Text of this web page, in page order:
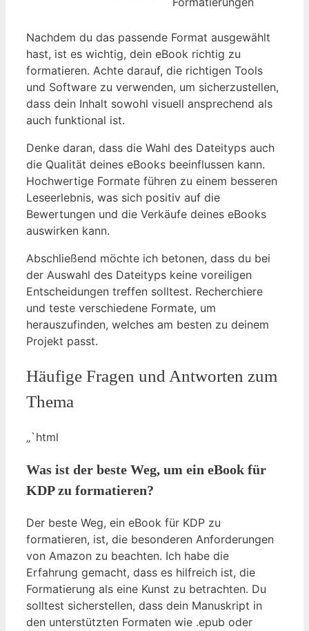
Nachdem du das passende Format ausgewählt
hast, ist es wichtig, dein eBook richtig zu
formatieren. Achte darauf, die richtigen Tools
und Software zu verwenden, um sicherzustellen,
dass dein Inhalt sowohl visuell ansprechend als
auch funktional ist.
Denke daran, dass die Wahl des Dateityps auch
die Qualität deines eBooks beeinflussen kann.
Hochwertige Formate führen zu einem besseren
Leseerlebnis, was sich positiv auf die
Bewertungen und die Verkäufe deines eBooks
auswirken kann.
Abschließend möchte ich betonen, dass du bei
der Auswahl des Dateityps keine voreiligen
Entscheidungen treffen solltest. Recherchiere
und teste verschiedene Formate, um
herauszufinden, welches am besten zu deinem
Projekt passt.
Häufige Fragen und Antworten zum
Thema
„`html
Was ist der beste Weg, um ein eBook für
KDP zu formatieren?
Der beste Weg, ein eBook für KDP zu
formatieren, ist, die besonderen Anforderungen
von Amazon zu beachten. Ich habe die
Erfahrung gemacht, dass es hilfreich ist, die
Formatierung als eine Kunst zu betrachten. Du
solltest sicherstellen, dass dein Manuskript in
den unterstützten Formaten wie .epub oder